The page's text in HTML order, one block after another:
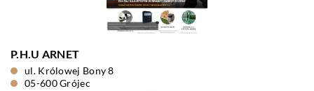
P.H.U ARNET
ul. Królowej Bony 8
05-600 Grójec